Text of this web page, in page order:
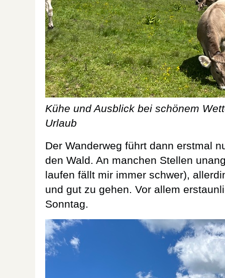
Kühe und Ausblick bei schönem
Urlaub
Der Wanderweg führt dann erstmal
den Wald. An manchen Stellen
laufen fällt mir immer schwer),
und gut zu gehen. Vor allem
Sonntag.